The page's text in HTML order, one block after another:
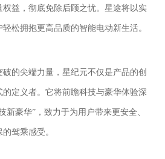
益，彻底免除后顾之忧。星途将以实
松拥抱更高品质的智能电动新生活。
的尖端力量，星纪元不仅是产品的创
定义者。它将前瞻科技与豪华体验深
新豪华”，致力于为用户带来更安全、
驾乘感受。